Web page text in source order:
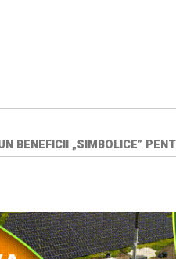
BENEFICII „SIMBOLICE”